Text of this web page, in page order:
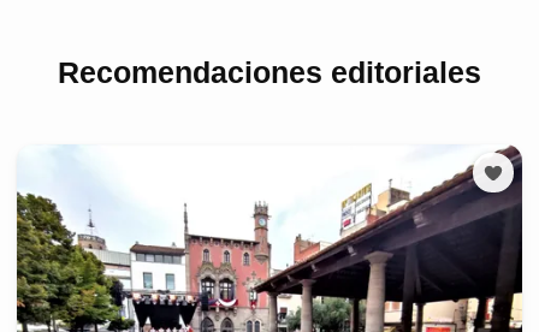
Recomendaciones editoriales